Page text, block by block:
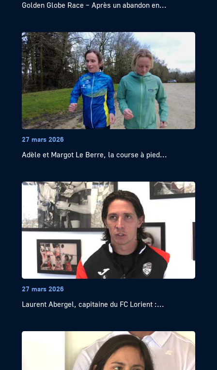
Golden Globe Race – Après un abandon en...
27 mars 2026
Adèle et Margot Le Berre, la course à pied...
27 mars 2026
Laurent Abergel, capitaine du FC Lorient :...